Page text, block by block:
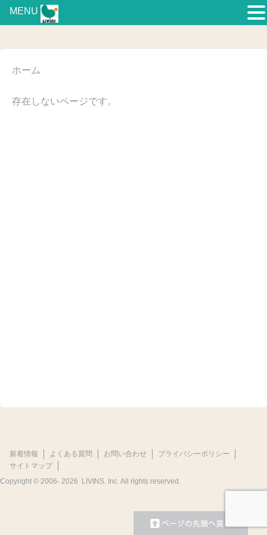
ホーム
存在しないページです。
新着情報 よくある質問 お問い合わせ
プライバシーポリシー
サイトマップ
Copyright © 2006- 2026 LIVINS. Inc. All rights reserved.
MENU